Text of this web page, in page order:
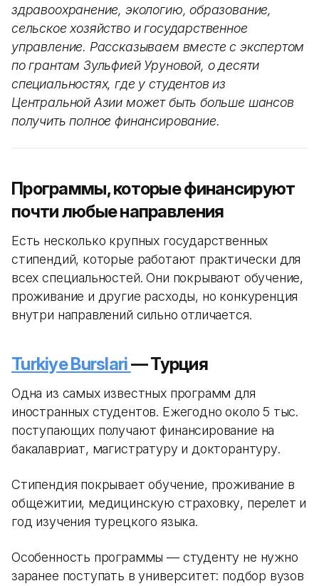
здравоохранение, экологию, образование,
сельское хозяйство и государственное
управление. Рассказываем вместе с экспертом
по грантам Зульфией Уруновой, о десяти
специальностях, где у студентов из
Центральной Азии может быть больше шансов
получить полное финансирование.
Программы, которые финансируют
почти любые направления
Есть несколько крупных государственных
стипендий, которые работают практически для
всех специальностей. Они покрывают обучение,
проживание и другие расходы, но конкуренция
внутри направлений сильно отличается.
Turkiye Burslari— Турция
Одна из самых известных программ для
иностранных студентов. Ежегодно около 5 тыс.
поступающих получают финансирование на
бакалавриат, магистратуру и докторантуру.
Стипендия покрывает обучение, проживание в
общежитии, медицинскую страховку, перелет и
год изучения турецкого языка.
Особенность программы — студенту не нужно
заранее поступать в университет: подбор вузов